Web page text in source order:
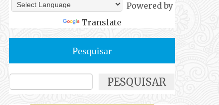
Powered by
Translate
Pesquisar